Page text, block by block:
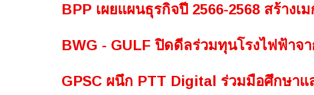
BPP เผยแผนธุรกิจปี 2566-2568 สร้าง
BWG - GULF ปิดดีลร่วมทุนโรงไฟฟ้าจ
GPSC ผนึก PTT Digital ร่วมมือศึกษา